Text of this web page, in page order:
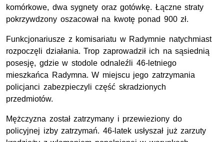
komórkowe, dwa sygnety oraz gotówkę. Łączne straty
pokrzywdzony oszacował na kwotę ponad 900 zł.
Funkcjonariusze z komisariatu w Radymnie natychmiast
rozpoczęli działania. Trop zaprowadził ich na sąsiednią
posesję, gdzie w stodole odnaleźli 46-letniego
mieszkańca Radymna. W miejscu jego zatrzymania
policjanci zabezpieczyli część skradzionych
przedmiotów.
Mężczyzna został zatrzymany i przewieziony do
policyjnej izby zatrzymań. 46-latek usłyszał już zarzuty